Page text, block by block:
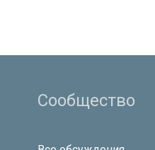
Сообщество